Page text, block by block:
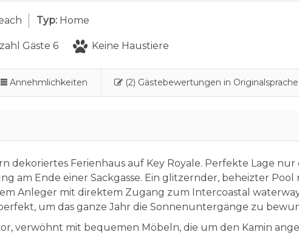
Typ: Home
Gäste 6 Keine Haustiere
Annehmlichkeiten (2) Gästebewertungen in Originalsprache
dekoriertes Ferienhaus auf Key Royale. Perfekte Lage nur
am Ende einer Sackgasse. Ein glitzernder, beheizter Pool
Anleger mit direktem Zugang zum Intercoastal
um das ganze Jahr die Sonnenuntergänge zu
verwöhnt mit bequemen Möbeln, die um den Kamin